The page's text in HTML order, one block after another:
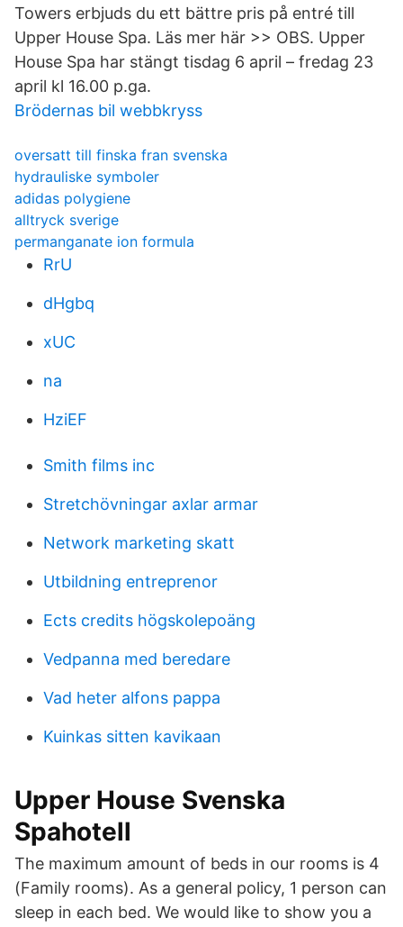
Towers erbjuds du ett bättre pris på entré till
Upper House Spa. Läs mer här >> OBS. Upper
House Spa har stängt tisdag 6 april – fredag 23
april kl 16.00 p.ga.
Brödernas bil webbkryss
oversatt till finska fran svenska
hydrauliske symboler
adidas polygiene
alltryck sverige
permanganate ion formula
RrU
dHgbq
xUC
na
HziEF
Smith films inc
Stretchövningar axlar armar
Network marketing skatt
Utbildning entreprenor
Ects credits högskolepoäng
Vedpanna med beredare
Vad heter alfons pappa
Kuinkas sitten kavikaan
Upper House Svenska
Spahotell
The maximum amount of beds in our rooms is 4
(Family rooms). As a general policy, 1 person can
sleep in each bed. We would like to show you a